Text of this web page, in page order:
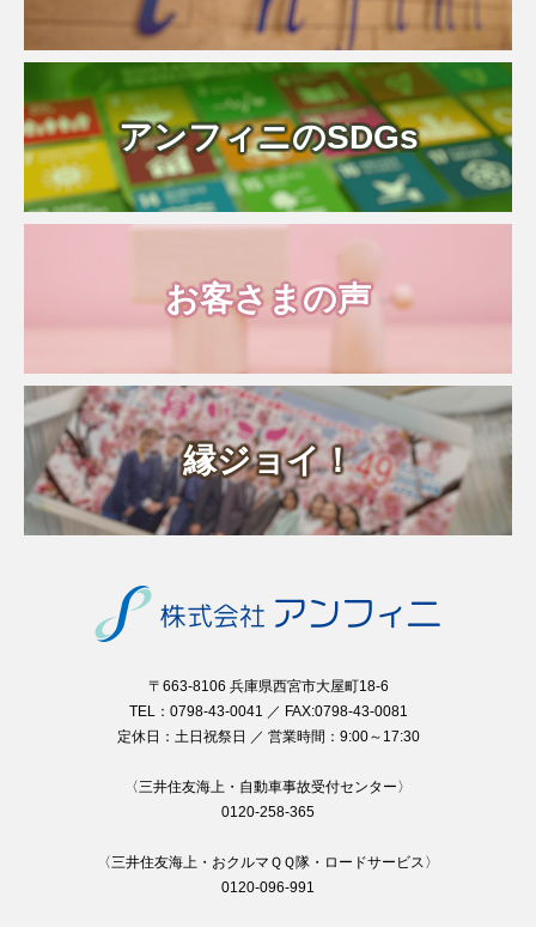
アンフィニのSDGs
お客さまの声
縁ジョイ！
〒663-8106 兵庫県西宮市大屋町18-6
TEL：0798-43-0041 ／ FAX:0798-43-0081
定休日：土日祝祭日 ／ 営業時間：9:00～17:30
〈三井住友海上・自動車事故受付センター〉
0120-258-365
〈三井住友海上・おクルマＱＱ隊・ロードサービス〉
0120-096-991